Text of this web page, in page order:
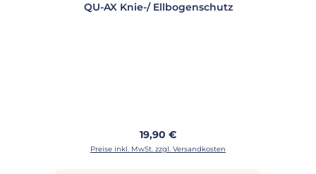
QU-AX Knie-/ Ellbogenschutz
Regulärer Preis:
19,90 €
Preise inkl. MwSt. zzgl. Versandkosten